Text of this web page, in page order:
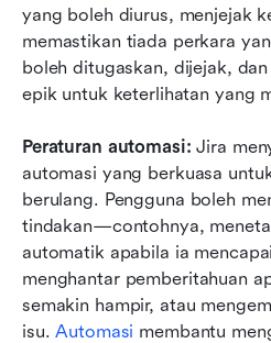
yang boleh diurus, menjejak
memastikan tiada perkara
boleh ditugaskan, dijejak,
epik untuk keterlihatan yang
Peraturan automasi: Jira
automasi yang berkuasa
berulang. Pengguna boleh
tindakan—contohnya,
automatik apabila ia
menghantar pemberitahuan
semakin hampir, atau
isu. Automasi membantu